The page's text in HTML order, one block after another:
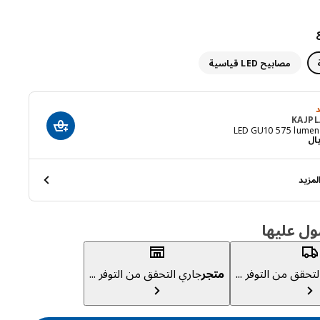
مصابيح LED قياسية
أضف إلى عربة
عليها
من التوفر ... متجرجاري التحقق من التوفر ...